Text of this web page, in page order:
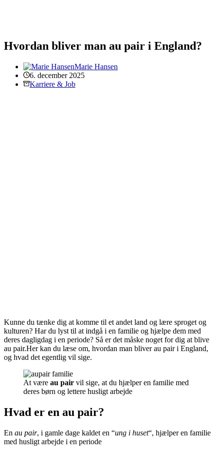
Hvordan bliver man au pair i England?
Marie Hansen
6. december 2025
Karriere & Job
Kunne du tænke dig at komme til et andet land og lære sproget og
kulturen? Har du lyst til at indgå i en familie og hjælpe dem med
deres dagligdag i en periode? Så er det måske noget for dig at blive
au pair.Her kan du læse om, hvordan man bliver au pair i England,
og hvad det egentlig vil sige.
At være au pair vil sige, at du hjælper en familie med
deres børn og lettere husligt arbejde
Hvad er en au pair?
En au pair, i gamle dage kaldet en “ung i huset“, hjælper en familie
med husligt arbejde i en periode